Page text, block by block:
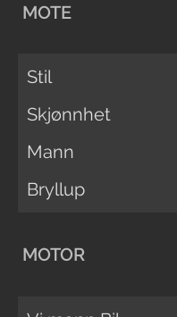
MOTE
Stil
Skjønnhet
Mann
Bryllup
MOTOR